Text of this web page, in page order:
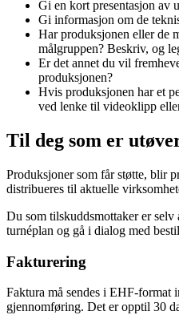
Gi en kort presentasjon av
Gi informasjon om de
Har produksjonen eller de
målgruppen? Beskriv, og
Er det annet du vil
produksjonen?
Hvis produksjonen har et
ved lenke til videoklipp
Til deg som er
Produksjoner som får støtte, blir
distribueres til aktuelle
Du som tilskuddsmottaker er selv
turnéplan og gå i dialog med
Fakturering
Faktura må sendes i EHF-format
gjennomføring. Det er opptil 30